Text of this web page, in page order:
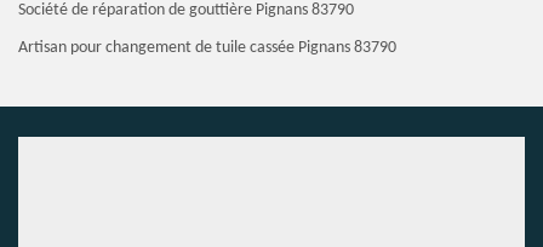
Société de réparation de gouttière Pignans 83790
Artisan pour changement de tuile cassée Pignans 83790